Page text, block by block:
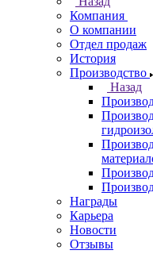
Компания
О компании
Отдел продаж
История
Производство
Назад
Награды
Карьера
Новости
Отзывы